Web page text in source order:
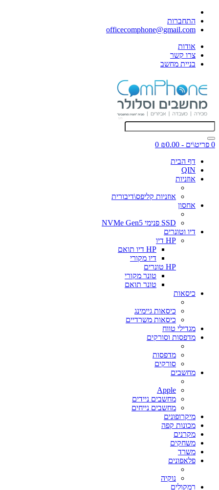
התחברות
officecomphone@gmail.com
אודות
צרו קשר
בניית מחשב
0 פריט\ים - ₪0.00
0
דף הבית
QIN
אוזניות
אוזניות קליפס\דיבורית
אחסון
SSD פנימי NVMe Gen5
דיו וטונרים
HP דיו
HP דיו תואם
דיו מקורי
HP טונרים
טונר מקורי
טונר תואם
כיסאות
כיסאות גיימינג
כיסאות משרדיים
מגדילי טווח
מדפסות וסורקים
מדפסות
סורקים
מחשבים
Apple
מחשבים ניידים
מחשבים נייחים
מיקרופונים
מכונות קפה
מקרנים
משחקים
משרד
פלאפונים
נוקיה
רמקולים